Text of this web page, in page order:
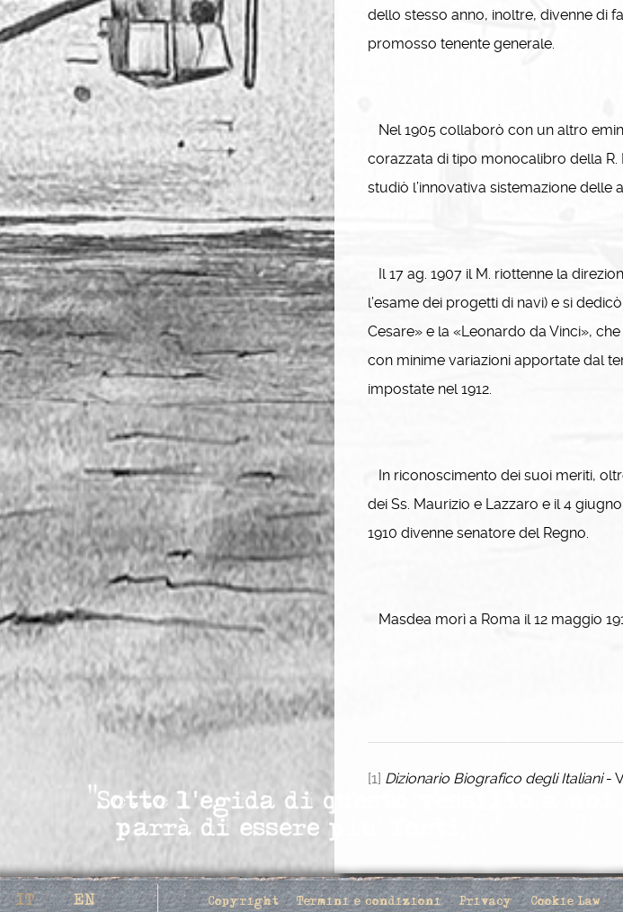
dello stesso anno, inoltre, divenne di
promosso tenente generale.
Nel 1905 collaborò con un altro
corazzata di tipo monocalibro della R.
studiò l’innovativa sistemazione
Il 17 ag. 1907 il M. riottenne la
l’esame dei progetti di navi) e si
Cesare» e la «Leonardo da Vinci»,
con minime variazioni apportate dal
impostate nel 1912.
In riconoscimento dei suoi meriti,
dei Ss. Maurizio e Lazzaro e il 4
1910 divenne senatore del Regno.
Masdea morì a Roma il 12 maggio
[1] Dizionario Biografico degli Italiani-
Seleziona la tua lingua
IT EN Copyright Termini e condizioni Privacy Cookie Law